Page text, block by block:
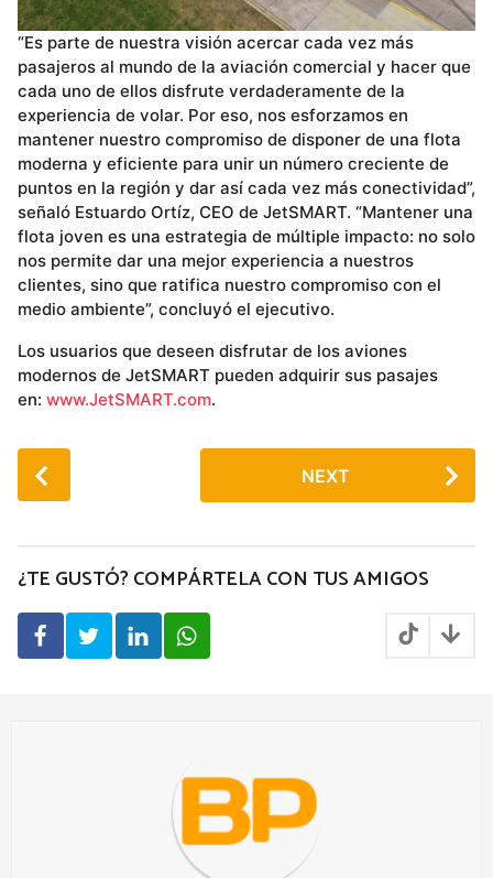
“Es parte de nuestra visión acercar cada vez más
pasajeros al mundo de la aviación comercial y hacer que
cada uno de ellos disfrute verdaderamente de la
experiencia de volar. Por eso, nos esforzamos en
mantener nuestro compromiso de disponer de una flota
moderna y eficiente para unir un número creciente de
puntos en la región y dar así cada vez más conectividad”,
señaló Estuardo Ortíz, CEO de JetSMART. “Mantener una
flota joven es una estrategia de múltiple impacto: no solo
nos permite dar una mejor experiencia a nuestros
clientes, sino que ratifica nuestro compromiso con el
medio ambiente”, concluyó el ejecutivo.
Los usuarios que deseen disfrutar de los aviones
modernos de JetSMART pueden adquirir sus pasajes
en: www.JetSMART.com.
P
o
P
a
i
NEXT
¿TE GUSTÓ? COMPÁRTELA CON TUS AMIGOS